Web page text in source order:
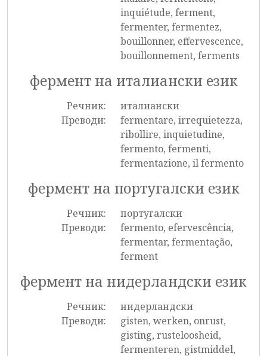
inquiétude, ferment,
fermenter, fermentez,
bouillonner, effervescence,
bouillonnement, ferments
фермент на италиански език
Речник:
италиански
Преводи:
fermentare, irrequietezza,
ribollire, inquietudine,
fermento, fermenti,
fermentazione, il fermento
фермент на португалски език
Речник:
португалски
Преводи:
fermento, efervescência,
fermentar, fermentação,
ferment
фермент на нидерландски език
Речник:
нидерландски
Преводи:
gisten, werken, onrust,
gisting, rusteloosheid,
fermenteren, gistmiddel,